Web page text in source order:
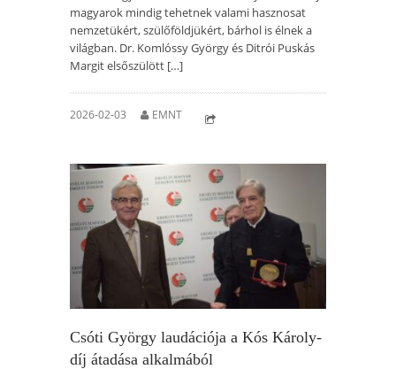
magyarok mindig tehetnek valami hasznosat
nemzetükért, szülőföldjükért, bárhol is élnek a
világban. Dr. Komlóssy György és Ditrói Puskás
Margit elsőszülött […]
2026-02-03 EMNT
Csóti György laudációja a Kós Károly-
díj átadása alkalmából